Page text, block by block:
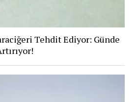
Tehdit Ediyor: Günde